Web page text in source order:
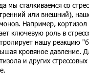
мы сталкиваемся со
или внешний),
Например,
ключевую роль в
нашу реакцию
кровяное давление.
и других